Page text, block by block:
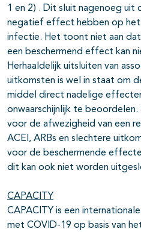
1 en 2) . Dit sluit nagenoeg uit
negatief effect hebben op het
infectie. Het toont niet aan dat
een beschermend effect kan
Herhaaldelijk uitsluiten van
uitkomsten is wel in staat om
middel direct nadelige
onwaarschijnlijk te
voor de afwezigheid van een
ACEI, ARBs en slechtere
voor de beschermende
dit kan ook niet worden
CAPACITY
CAPACITY is een
met COVID-19 op basis van